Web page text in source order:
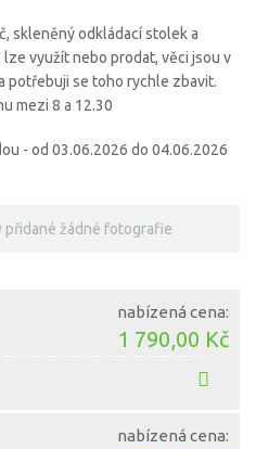
skleněný odkládací stolek a
využít nebo prodat, věci jsou v
potřebuji se toho rychle zbavit.
mezi 8 a 12.30
- od 03.06.2026 do 04.06.2026
přidané žádné fotografie
nabízená cena:
1 790,00 Kč
nabízená cena: